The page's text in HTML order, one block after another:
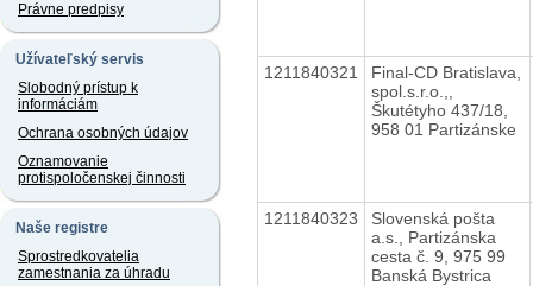
Právne predpisy
Užívateľský servis
Slobodný prístup k
informáciám
Ochrana osobných údajov
Oznamovanie
protispoločenskej činnosti
Naše registre
Sprostredkovatelia
zamestnania za úhradu
1211840321
Final-CD Bratislava,
spol.s.r.o.,,
Škutétyho 437/18,
958 01 Partizánske
1211840323
Slovenská pošta
a.s., Partizánska
cesta č. 9, 975 99
Banská Bystrica